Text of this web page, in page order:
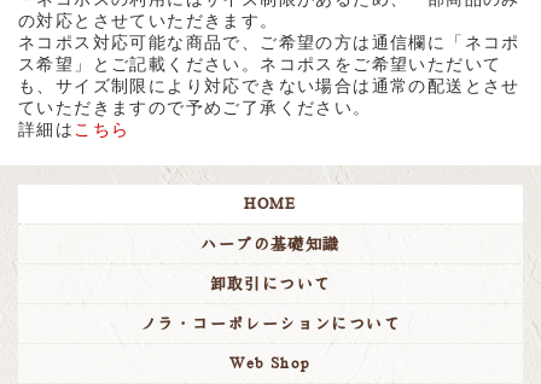
の対応とさせていただきます。
ネコポス対応可能な商品で、ご希望の方は通信欄に「ネコポ
ス希望」とご記載ください。ネコポスをご希望いただいて
も、サイズ制限により対応できない場合は通常の配送とさせ
ていただきますので予めご了承ください。
詳細は こちら
HOME
ハーブの基礎知識
卸取引について
ノラ・コーポレーションについて
Web Shop